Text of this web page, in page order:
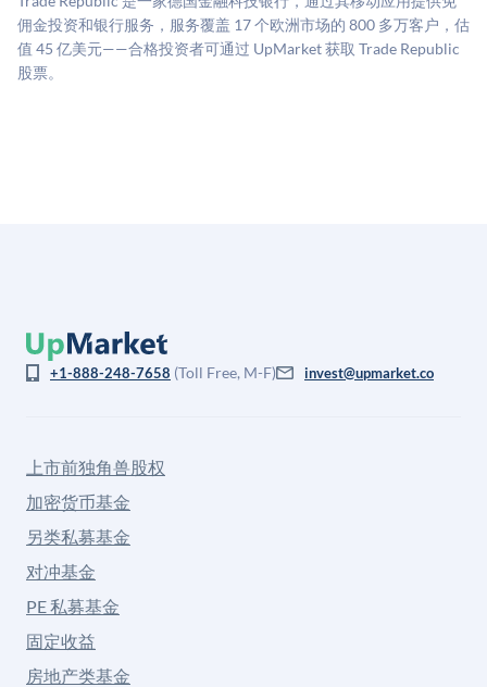
司可比倍数应用私有公司折扣，以反映流动性不足和信
息不对称。此估值不构成投资建议，可能与实际交易价
格存在重大差异。
佣金投资和银行服务，服务覆盖 17 个欧洲市场的 800 多万客户，估
值 45 亿美元——合格投资者可通过 UpMarket 获取 Trade Republic
股票。
+1-888-248-7658 (Toll Free, M-F) invest@upmarket.co
上市前独角兽股权
加密货币基金
另类私募基金
对冲基金
PE 私募基金
固定收益
房地产类基金